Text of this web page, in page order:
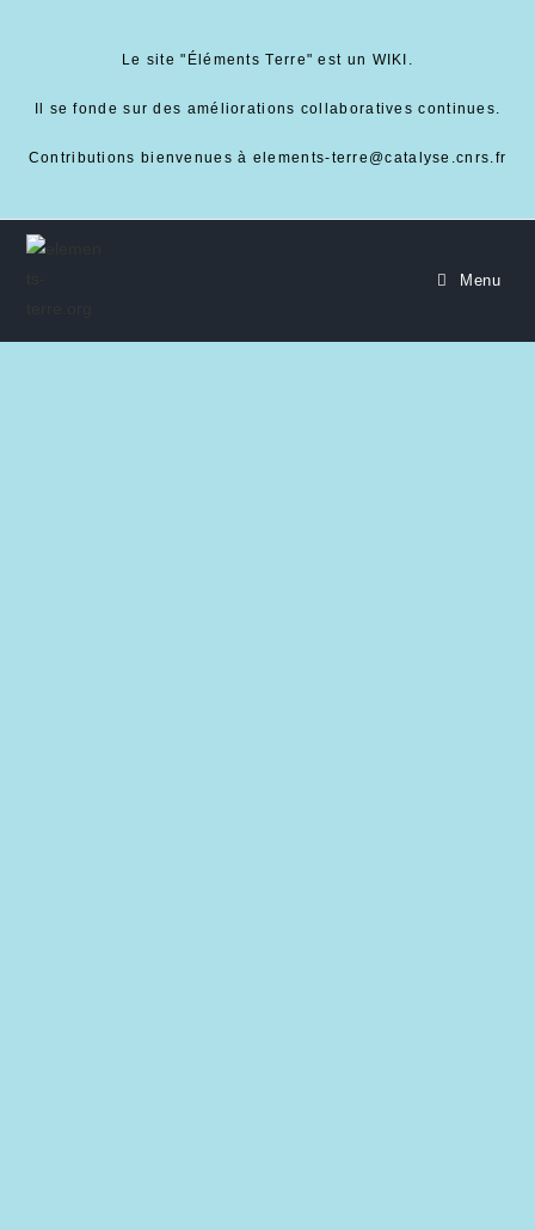
Le site "Éléments Terre" est un WIKI.
Il se fonde sur des améliorations collaboratives continues.
Contributions bienvenues à elements-terre@catalyse.cnrs.fr
Menu